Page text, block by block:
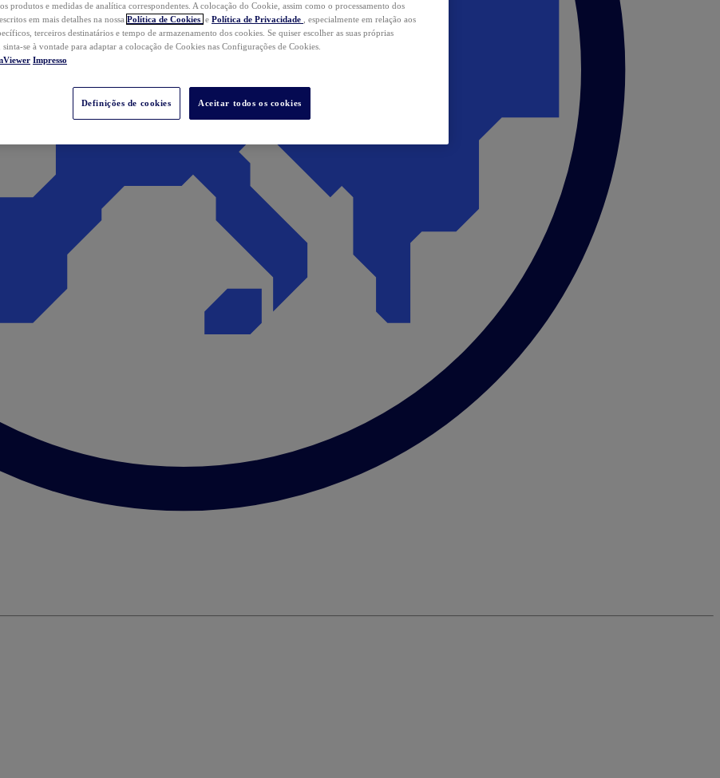
produtos e medidas de analítica correspondentes. A colocação do Cookie, assim como o processamento dos
em mais detalhes na nossa Política de Cookies e Política de Privacidade
, especialmente em relação aos
terceiros destinatários e tempo de armazenamento dos cookies. Se quiser escolher as suas próprias
sinta-se à vontade para adaptar a colocação de Cookies nas Configurações de Cookies.
Impresso
Definições de cookies Aceitar todos os cookies